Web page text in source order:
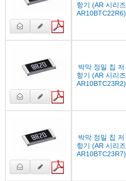
항기 (AR 시리즈
AR10BTC22R6)
박막 정밀 칩 저
항기 (AR 시리즈
AR10BTC23R2)
박막 정밀 칩 저
항기 (AR 시리즈
AR10BTC23R7)